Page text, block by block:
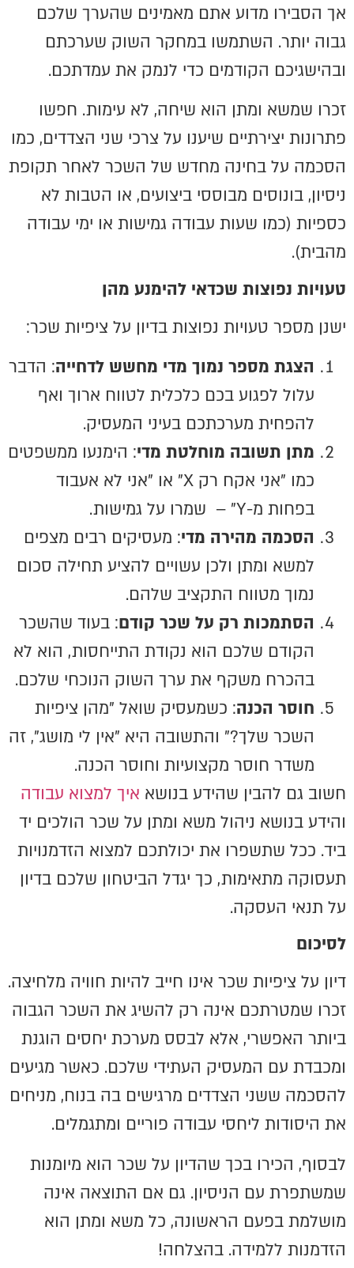
אך הסבירו מדוע אתם מאמינים שהערך שלכם
גבוה יותר. השתמשו במחקר השוק שערכתם
ובהישגיכם הקודמים כדי לנמק את עמדתכם.
זכרו שמשא ומתן הוא שיחה, לא עימות. חפשו
פתרונות יצירתיים שיענו על צרכי שני הצדדים, כמו
הסכמה על בחינה מחדש של השכר לאחר תקופת
ניסיון, בונוסים מבוססי ביצועים, או הטבות לא
כספיות (כמו שעות עבודה גמישות או ימי עבודה
מהבית).
טעויות נפוצות שכדאי להימנע מהן
ישנן מספר טעויות נפוצות בדיון על ציפיות שכר:
הצגת מספר נמוך מדי מחשש לדחייה: הדבר
עלול לפגוע בכם כלכלית לטווח ארוך ואף
להפחית מערכתכם בעיני המעסיק.
מתן תשובה מוחלטת מדי: הימנעו ממשפטים
כמו "אני אקח רק X" או "אני לא אעבוד
בפחות מ-Y" – שמרו על גמישות.
הסכמה מהירה מדי: מעסיקים רבים מצפים
למשא ומתן ולכן עשויים להציע תחילה סכום
נמוך מטווח התקציב שלהם.
הסתמכות רק על שכר קודם: בעוד שהשכר
הקודם שלכם הוא נקודת התייחסות, הוא לא
בהכרח משקף את ערך השוק הנוכחי שלכם.
חוסר הכנה: כשמעסיק שואל "מהן ציפיות
השכר שלך?" והתשובה היא "אין לי מושג", זה
משדר חוסר מקצועיות וחוסר הכנה.
חשוב גם להבין שהידע בנושא איך למצוא עבודה
והידע בנושא ניהול משא ומתן על שכר הולכים יד
ביד. ככל שתשפרו את יכולתכם למצוא הזדמנויות
תעסוקה מתאימות, כך יגדל הביטחון שלכם בדיון
על תנאי העסקה.
לסיכום
דיון על ציפיות שכר אינו חייב להיות חוויה מלחיצה.
זכרו שמטרתכם אינה רק להשיג את השכר הגבוה
ביותר האפשרי, אלא לבסס מערכת יחסים הוגנת
ומכבדת עם המעסיק העתידי שלכם. כאשר מגיעים
להסכמה ששני הצדדים מרגישים בה בנוח, מניחים
את היסודות ליחסי עבודה פוריים ומתגמלים.
לבסוף, הכירו בכך שהדיון על שכר הוא מיומנות
שמשתפרת עם הניסיון. גם אם התוצאה אינה
מושלמת בפעם הראשונה, כל משא ומתן הוא
הזדמנות ללמידה. בהצלחה!